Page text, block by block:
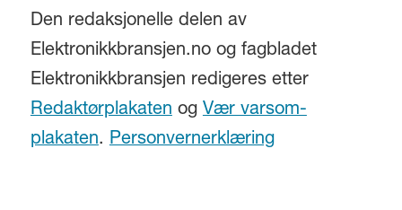
Den redaksjonelle delen av
Elektronikkbransjen.no og fagbladet
Elektronikkbransjen redigeres etter
Redaktørplakaten og Vær varsom-
plakaten. Personvernerklæring